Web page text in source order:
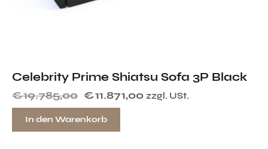
Celebrity Prime Shiatsu Sofa 3P Black
€19.785,00 €11.871,00 zzgl. USt.
In den Warenkorb